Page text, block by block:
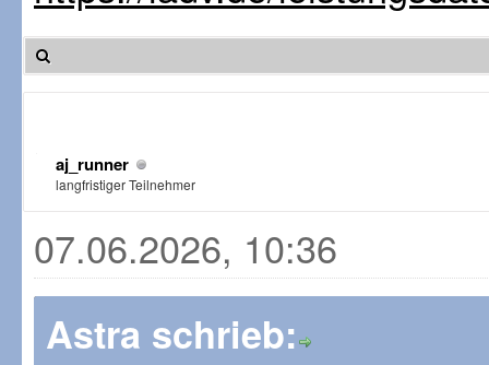
aj_runner
langfristiger Teilnehmer
07.06.2026, 10:36
Astra schrieb: